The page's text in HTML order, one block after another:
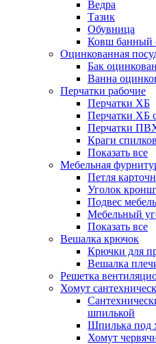
Ведра
Тазик
Обувница
Ковш банный
Оцинкованная
Бак
Ванна
Перчатки рабочие
Перчатки ХБ
Перчатки ХБ
Перчатки
Краги
Показать все
Мебельная
Петля
Уголок
Подвес
Мебельный
Показать все
Вешалка крючок
Крючки для
Вешалка
Решетка
Хомут
шпилькой
Шпилька под
Хомут